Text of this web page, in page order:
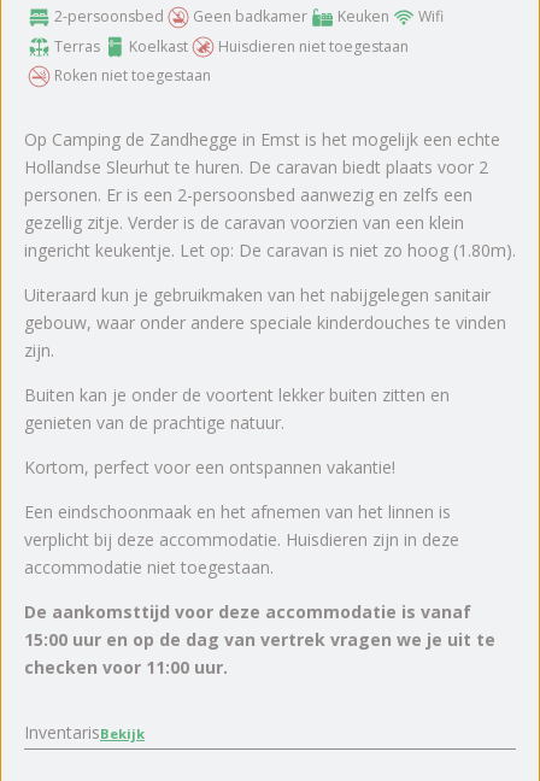
2-persoonsbed Geen badkamer Keuken
Wifi
Terras
Koelkast
Huisdieren niet toegestaan
Roken niet toegestaan
Op Camping de Zandhegge in Emst is het mogelijk een echte
Hollandse Sleurhut te huren. De caravan biedt plaats voor 2
personen. Er is een 2-persoonsbed aanwezig en zelfs een
gezellig zitje. Verder is de caravan voorzien van een klein
ingericht keukentje. Let op: De caravan is niet zo hoog (1.80m).
Uiteraard kun je gebruikmaken van het nabijgelegen sanitair
gebouw, waar onder andere speciale kinderdouches te vinden
zijn.
Buiten kan je onder de voortent lekker buiten zitten en
genieten van de prachtige natuur.
Kortom, perfect voor een ontspannen vakantie!
Een eindschoonmaak en het afnemen van het linnen is
verplicht bij deze accommodatie. Huisdieren zijn in deze
accommodatie niet toegestaan.
De aankomsttijd voor deze accommodatie is vanaf
15:00 uur en op de dag van vertrek vragen we je uit te
checken voor 11:00 uur.
InventarisBekijk